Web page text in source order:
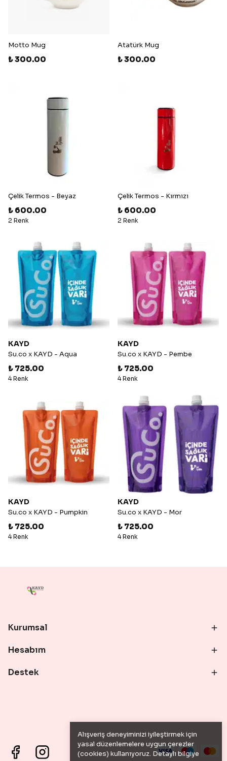
Alışveriş deneyiminizi iyileştirmek için
yasal düzenlemelere uygun çerezler
(cookies) kullanıyoruz. Detaylı bilgiye
Motto Mug
₺ 300.00
Atatürk Mug
₺ 300.00
Çelik Termos - Beyaz
₺ 600.00
2 Renk
Çelik Termos - Kırmızı
₺ 600.00
2 Renk
KAYD
Su.co x KAYD - Aqua
₺ 725.00
4 Renk
KAYD
Su.co x KAYD - Pembe
₺ 725.00
4 Renk
KAYD
Su.co x KAYD - Pumpkin
₺ 725.00
4 Renk
KAYD
Su.co x KAYD - Mor
₺ 725.00
4 Renk
Kurumsal
Hesabım
Destek